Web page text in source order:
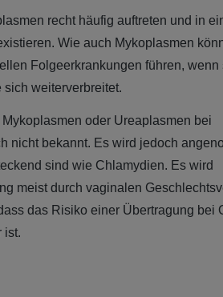
recht häufig auftreten und in
Wie auch Mykoplasmen
Folgeerkrankungen führen, wenn
weiterverbreitet.
oder Ureaplasmen bei
nicht bekannt. Es wird jedoch
sind wie Chlamydien. Es wird
meist durch vaginalen
das Risiko einer Übertragung bei
ist.